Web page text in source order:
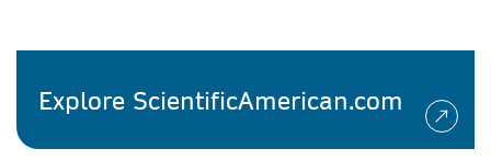
Explore ScientificAmerican.com